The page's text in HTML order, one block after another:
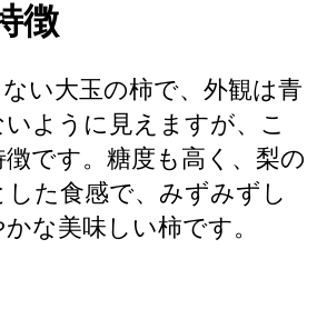
徴
い大玉の柿で、外観は青
ように見えますが、こ
です。糖度も高く、梨の
た食感で、みずみずし
かな美味しい柿です。